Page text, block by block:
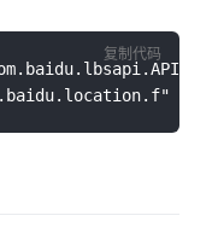
复制代码